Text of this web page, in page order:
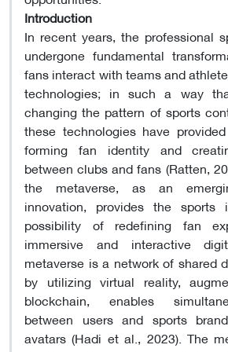
Introduction
In recent years, the professional
undergone fundamental
fans interact with teams and
technologies; in such a way
changing the pattern of sports
these technologies have
forming fan identity and
between clubs and fans (Ratten,
the metaverse, as an
innovation, provides the
possibility of redefining fan
immersive and interactive
metaverse is a network of shared
by utilizing virtual reality,
blockchain, enables
between users and sports
avatars (Hadi et al., 2023). The